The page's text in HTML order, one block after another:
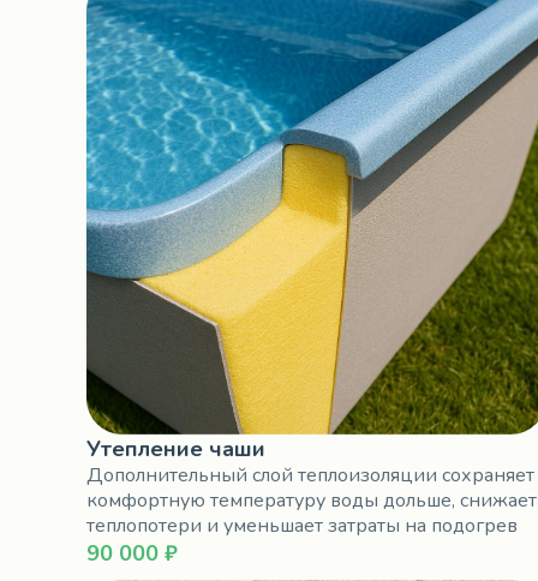
Утепление чаши
Дополнительный слой теплоизоляции сохраняет
комфортную температуру воды дольше, снижает
теплопотери и уменьшает затраты на подогрев
90 000 ₽